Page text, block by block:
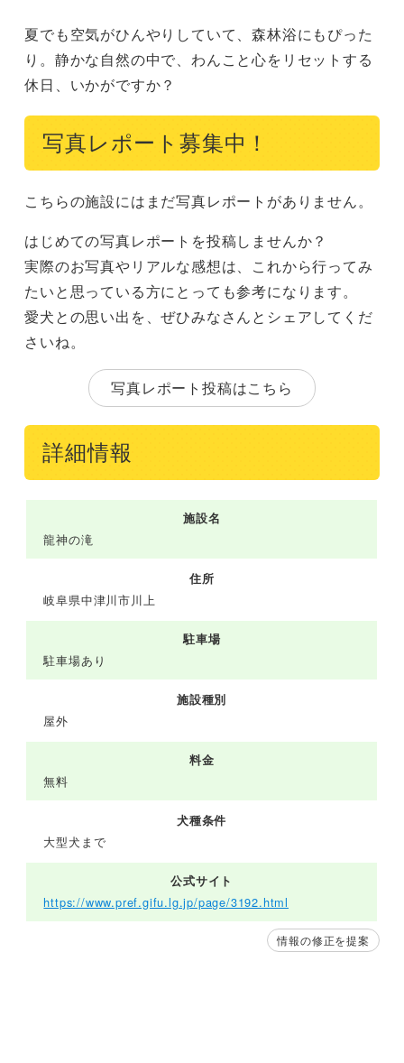
夏でも空気がひんやりしていて、森林浴にもぴった
り。静かな自然の中で、わんこと心をリセットする
休日、いかがですか？
写真レポート募集中！
こちらの施設にはまだ写真レポートがありません。
はじめての写真レポートを投稿しませんか？
実際のお写真やリアルな感想は、これから行ってみ
たいと思っている方にとっても参考になります。
愛犬との思い出を、ぜひみなさんとシェアしてくだ
さいね。
写真レポート投稿はこちら
詳細情報
施設名
龍神の滝
住所
岐阜県中津川市川上
駐車場
駐車場あり
施設種別
屋外
料金
無料
犬種条件
大型犬まで
公式サイト
https://www.pref.gifu.lg.jp/page/3192.html
情報の修正を提案